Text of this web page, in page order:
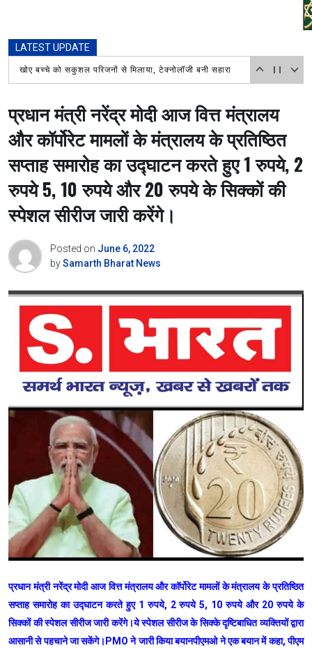
LATEST UPDATE
खोए बच्चे को सकुशल परिजनों से मिलाया, टेक्नोलॉजी बनी सहारा
प्रधान मंत्री नरेंद्र मोदी आज वित्त मंत्रालय
और कॉर्पोरेट मामलों के मंत्रालय के प्रतिष्ठित
सप्ताह समारोह का उद्घाटन करते हुए 1 रुपये, 2
रुपये 5, 10 रुपये और 20 रुपये के सिक्कों की
स्पेशल सीरीज जारी करेंगे।
Posted on June 6, 2022
bySamarth Bharat News
प्रधान मंत्री नरेंद्र मोदी आज वित्त मंत्रालय और कॉर्पोरेट मामलों के मंत्रालय के प्रतिष्ठित
सप्ताह समारोह का उद्घाटन करते हुए 1 रुपये, 2 रुपये 5, 10 रुपये और 20 रुपये के
सिक्कों की स्पेशल सीरीज जारी करेंगे।ये स्पेशल सीरीज के सिक्के दृष्टिबाधित व्यक्तियों द्वारा
आसानी से पहचाने जा सकेंगे।PMO ने जारी किया बयानपीएमओ ने एक बयान में कहा, पीएम